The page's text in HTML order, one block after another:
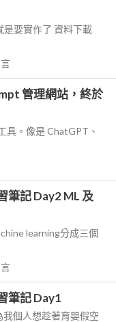
要實作了 資料下載
管理網站，終於
具。像是 ChatGPT、
筆記 Day2 ML 及
learning分成三個
筆記 Day1
個人想趁著育嬰假空